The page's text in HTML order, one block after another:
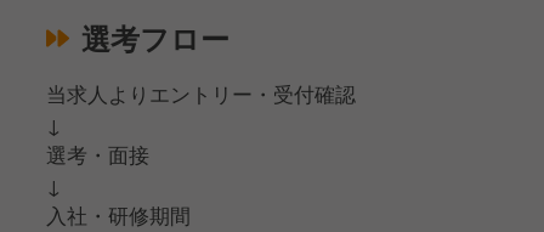
選考フロー
当求人よりエントリー・受付確認
↓
選考・面接
↓
入社・研修期間